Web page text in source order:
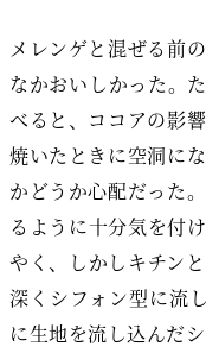
メレンゲと混ぜる前
なかおいしかった。
べると、ココアの影
焼いたときに空洞に
かどうか心配だった
るように十分気を付
やく、しかしキチン
深くシフォン型に流
に生地を流し込んだ